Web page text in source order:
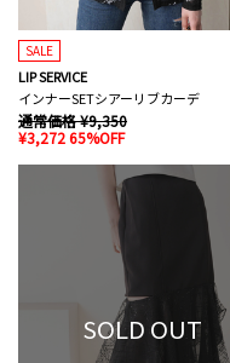
SALE
LIP SERVICE
インナーSETシアーリブカーデ
通常価格 ¥9,350
¥3,272 65%OFF
SOLD OUT